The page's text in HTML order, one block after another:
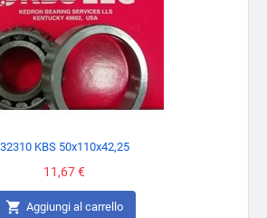
32310 KBS 50x110x42,25
Prezzo
11,67 €
 Aggiungi al carrello